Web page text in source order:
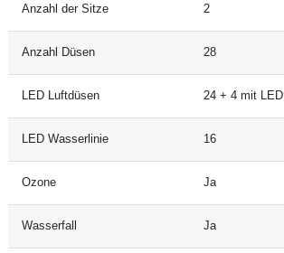
Anzahl der Sitze 2
Anzahl Düsen 28
LED Luftdüsen 24 + 4 mit LED
LED Wasserlinie 16
Ozone Ja
Wasserfall Ja